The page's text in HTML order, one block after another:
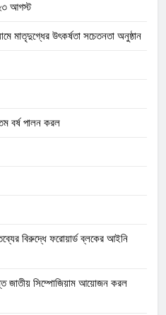
২৩ আগস্ট
মাতৃদুগ্ধের উৎকর্ষতা সচেতনতা অনুষ্ঠান
বর্ষ পালন করল
বিরুদ্ধে ফরোয়ার্ড ব্লকের আইনি
জাতীয় সিম্পোজিয়াম আয়োজন করল